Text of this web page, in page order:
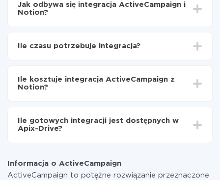
Jak odbywa się integracja ActiveCampaign i
Notion?
Notion
ActiveCampaign do Notion
Ile czasu potrzebuje integracja?
od 5 do 30 minut. Konfiguracja zajmuje średnio 10-15
minut.
Ile kosztuje integracja ActiveCampaign z
Notion?
Płacisz tylko za ilość danych, która faktycznie jest
przekazywana z jednego z Twoich systemów do
w razie potrzeby przełączyć się na płatną. Więcej
informacji otaryfach.
Ile gotowych integracji jest dostępnych w
Apix-Drive?
Informacja o ActiveCampaign
ActiveCampaign to potężne rozwiązanie przeznaczone